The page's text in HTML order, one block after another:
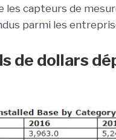
les capteurs de
parmi les
de dollars